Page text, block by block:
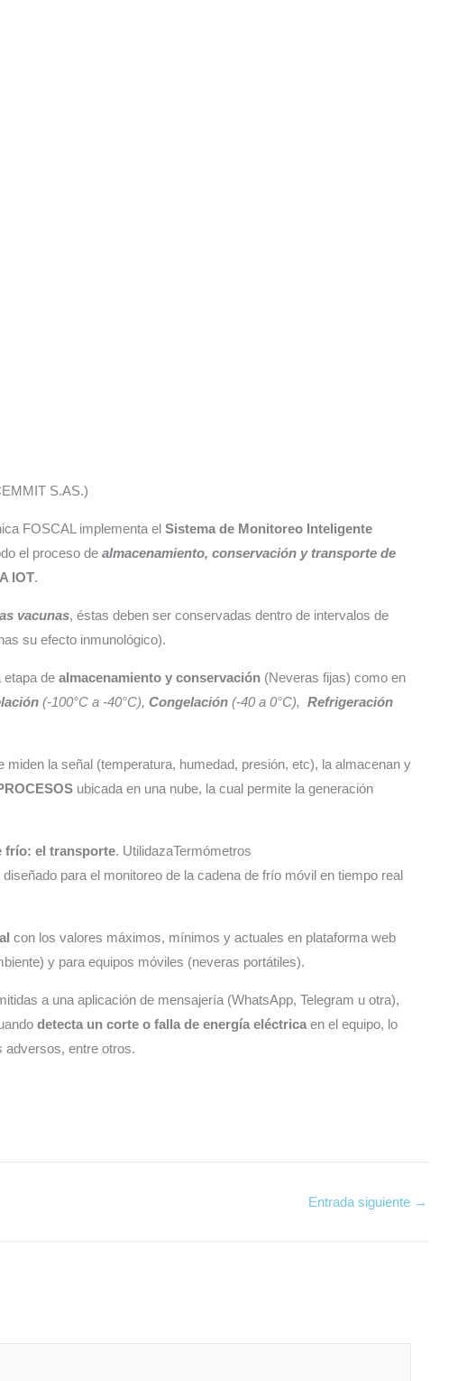
S.AS.)
FOSCAL implementa el Sistema de Monitoreo Inteligente
el proceso de almacenamiento, conservación y transporte de
IOT.
vacunas, éstas deben ser conservadas dentro de intervalos de
su efecto inmunológico).
etapa de almacenamiento y conservación (Neveras fijas) como en
(-100°C a -40°C), Congelación (-40 a 0°C), Refrigeración
miden la señal (temperatura, humedad, presión, etc), la almacenan y
ubicada en una nube, la cual permite la generación
frío: el transporte. UtilidazaTermómetros
para el monitoreo de la cadena de frío móvil en tiempo real
con los valores máximos, mínimos y actuales en plataforma web
y para equipos móviles (neveras portátiles).
a una aplicación de mensajería (WhatsApp, Telegram u otra),
detecta un corte o falla de energía eléctrica en el equipo, lo
adversos, entre otros.
Entrada siguiente →